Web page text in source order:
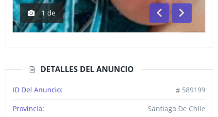
1 de
AnteriorSiguiente
DETALLES DEL ANUNCIO
ID Del Anuncio: 589199
Provincia: Santiago De Chile